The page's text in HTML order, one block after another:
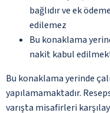
bağlıdır ve ek
edilemez
Bu konaklama
nakit kabul
Bu konaklama yerinde
yapılamamaktadır.
varışta misafirleri